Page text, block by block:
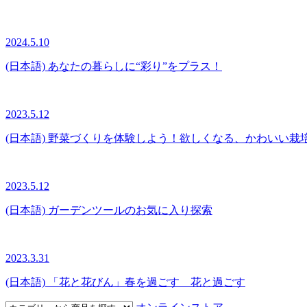
2024.5.10
(日本語) あなたの暮らしに“彩り”をプラス！
2023.5.12
(日本語) 野菜づくりを体験しよう！欲しくなる、かわいい栽
2023.5.12
(日本語) ガーデンツールのお気に入り探索
2023.3.31
(日本語) 「花と花びん」春を過ごす 花と過ごす